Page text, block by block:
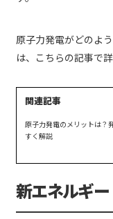
原子力発電がどのよ
は、こちらの記事で
原子力発電のメリットは？
すく解説
新エネルギ